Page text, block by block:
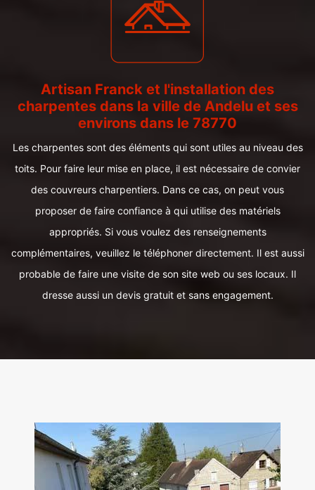
Artisan Franck et l'installation des
charpentes dans la ville de Andelu et ses
environs dans le 78770
Les charpentes sont des éléments qui sont utiles au niveau des
toits. Pour faire leur mise en place, il est nécessaire de convier
des couvreurs charpentiers. Dans ce cas, on peut vous
proposer de faire confiance à qui utilise des matériels
appropriés. Si vous voulez des renseignements
complémentaires, veuillez le téléphoner directement. Il est aussi
probable de faire une visite de son site web ou ses locaux. Il
dresse aussi un devis gratuit et sans engagement.